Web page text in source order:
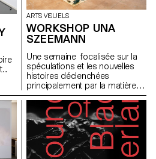
ARTS VISUELS
WORKSHOP UNA
SZEEMANN
Une semaine focalisée sur la
spéculations et les nouvelles
histoires déclenchées
principalement par la matière
avec l'artiste Una Szeemann.
Les étudiant.exs ont orienté
leurs réflexions sur le pouvoir
des objets, du point de vue de
l'art, du fétichisme, de l'object
oriented ontology, de la
psychanalyse et de la magie…